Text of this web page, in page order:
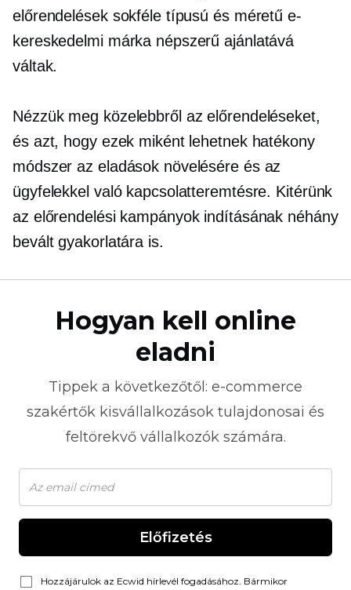
előrendelések sokféle típusú és méretű e-
kereskedelmi márka népszerű ajánlatává
váltak.
Nézzük meg közelebbről az előrendeléseket,
és azt, hogy ezek miként lehetnek hatékony
módszer az eladások növelésére és az
ügyfelekkel való kapcsolatteremtésre. Kitérünk
az előrendelési kampányok indításának néhány
bevált gyakorlatára is.
Hogyan kell online
eladni
Tippek a következőtől: e-commerce
szakértők kisvállalkozások tulajdonosai és
feltörekvő vállalkozók számára.
Előfizetés
Hozzájárulok az Ecwid hírlevél fogadásához. Bármikor